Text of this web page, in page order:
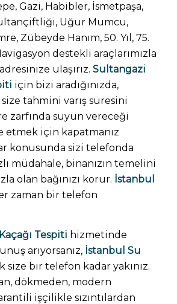
Gazi, Habibler, İsmetpaşa,
Uğur Mumcu,
Zübeyde Hanım, 50. Yıl, 75.
destekli araçlarımızla
ulaşırız. Sultangazi
için bizi aradığınızda,
tahmini varış süresini
zarfında suyun vereceği
etmek için kapatmanız
konusunda sizi telefonda
müdahale, binanızın temelini
olan bağınızı korur. İstanbul
zaman bir telefon
Tespiti hizmetinde
arıyorsanız, İstanbul Su
size bir telefon kadar yakınız.
dökmeden, modern
işçilikle sızıntılardan